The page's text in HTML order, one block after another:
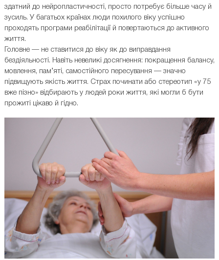
здатний до нейропластичності, просто потребує більше часу й
зусиль. У багатьох країнах люди похилого віку успішно
проходять програми реабілітації й повертаються до активного
життя.
Головне — не ставитися до віку як до виправдання
бездіяльності. Навіть невеликі досягнення: покращення балансу,
мовлення, пам’яті, самостійного пересування — значно
підвищують якість життя. Страх починати або стереотип «у 75
вже пізно» відбирають у людей роки життя, які могли б бути
прожиті цікаво й гідно.